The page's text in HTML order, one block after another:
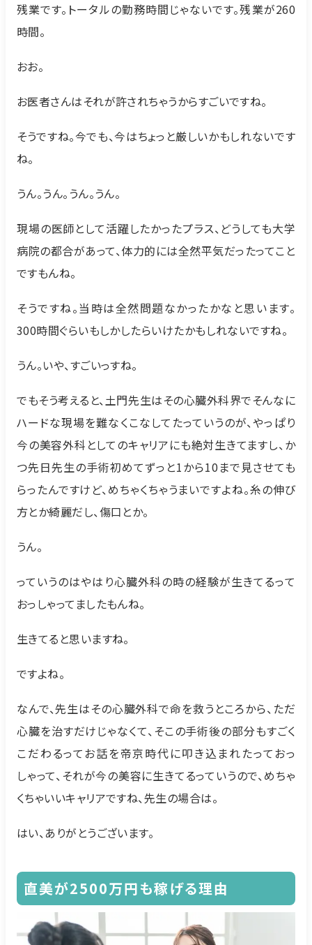
残業です。トータルの勤務時間じゃないです。残業が260
時間。
おお。
お医者さんはそれが許されちゃうからすごいですね。
そうですね。今でも、今はちょっと厳しいかもしれないです
ね。
うん。うん。うん。うん。
現場の医師として活躍したかったプラス、どうしても大学
病院の都合があって、体力的には全然平気だったってこと
ですもんね。
そうですね。当時は全然問題なかったかなと思います。
300時間ぐらいもしかしたらいけたかもしれないですね。
うん。いや、すごいっすね。
でもそう考えると、土門先生はその心臓外科界でそんなに
ハードな現場を難なくこなしてたっていうのが、やっぱり
今の美容外科としてのキャリアにも絶対生きてますし、か
つ先日先生の手術初めてずっと1から10まで見させても
らったんですけど、めちゃくちゃうまいですよね。糸の伸び
方とか綺麗だし、傷口とか。
うん。
っていうのはやはり心臓外科の時の経験が生きてるって
おっしゃってましたもんね。
生きてると思いますね。
ですよね。
なんで、先生はその心臓外科で命を救うところから、ただ
心臓を治すだけじゃなくて、そこの手術後の部分もすごく
こだわるってお話を帝京時代に叩き込まれたっておっ
しゃって、それが今の美容に生きてるっていうので、めちゃ
くちゃいいキャリアですね、先生の場合は。
はい、ありがとうございます。
直美が2500万円も稼げる理由